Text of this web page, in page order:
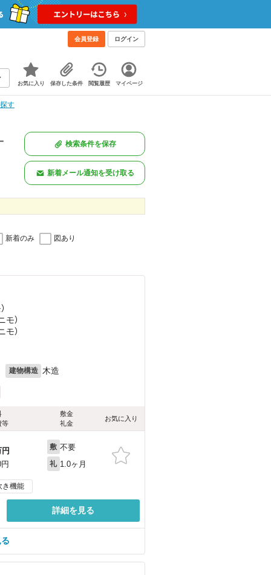
会員登録 ログイン
お気に入り 保存した条件 閲覧履歴 マイページ
す
検索条件を保存
新着メール通知を受け取る
新着のみ 図あり
モ）
モ）
建物構造 木造
等
敷金
礼金
お気に入り
敷 不要
礼 1.0ヶ月
き機能
詳細を見る